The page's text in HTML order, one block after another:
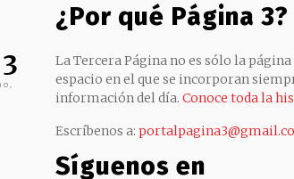
¿Por qué Página 3?
La Tercera Página no es sólo la
espacio en el que se incorporan
información del día. Conoce toda la
Escríbenos a:
Síguenos en